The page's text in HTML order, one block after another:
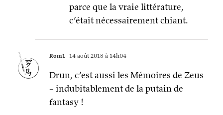
parce que la vraie littérature,
c’était nécessairement chiant.
Rom1 14 août 2018 à 14h04
Drun, c’est aussi les Mémoires de Zeus
– indubitablement de la putain de
fantasy !